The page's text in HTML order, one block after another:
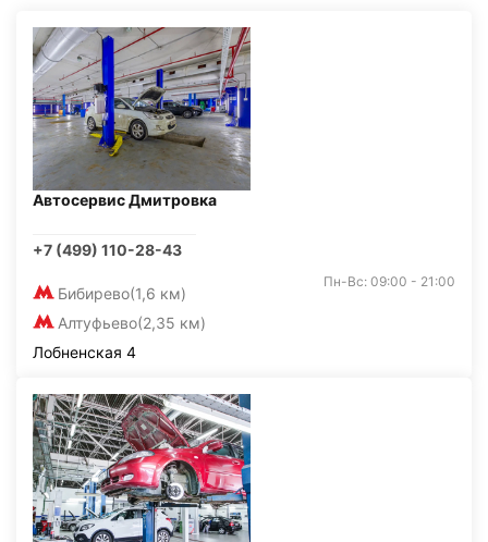
Автосервис Дмитровка
+7 (499) 110-28-43
Бибирево(1,6 км)
Алтуфьево(2,35 км)
Пн-Вс: 09:00 - 21:00
Лобненская 4